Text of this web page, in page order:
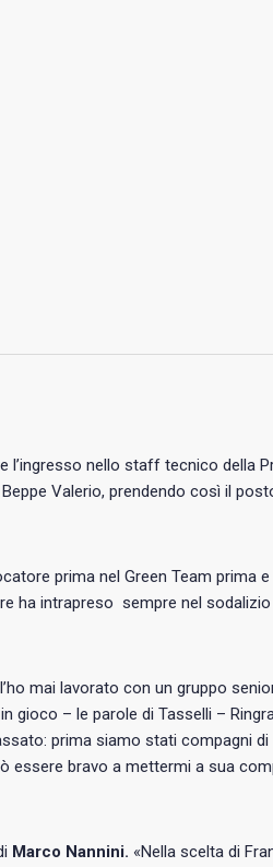
nello staff tecnico della
Valerio, prendendo così il
prima nel Green Team prima
ha intrapreso sempre nel
mai lavorato con un gruppo
gioco – le parole di Tasselli –
prima siamo stati compagni
bravo a mettermi a sua
Marco Nannini. «Nella scelta di